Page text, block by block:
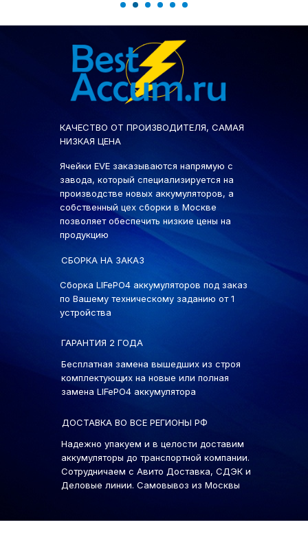
Бесплатная замена вышедших из строя
комплектующих на новые или полная
замена LIFePO4 аккумулятора
Сборка LIFePO4 аккумуляторов под заказ
по Вашему техническому заданию от 1
устройства
Ячейки EVE заказываются напрямую с
завода, который специализируется на
производстве новых аккумуляторов, а
собственный цех сборки в Москве
позволяет обеспечить низкие цены на
продукцию
Надежно упакуем и в целости доставим
аккумуляторы до транспортной компании.
Сотрудничаем с Авито Доставка, СДЭК и
Деловые линии. Самовывоз из Москвы
СБОРКА НА ЗАКАЗ
ГАРАНТИЯ 2 ГОДА
ДОСТАВКА ВО ВСЕ РЕГИОНЫ РФ
КАЧЕСТВО ОТ ПРОИЗВОДИТЕЛЯ, САМАЯ
НИЗКАЯ ЦЕНА